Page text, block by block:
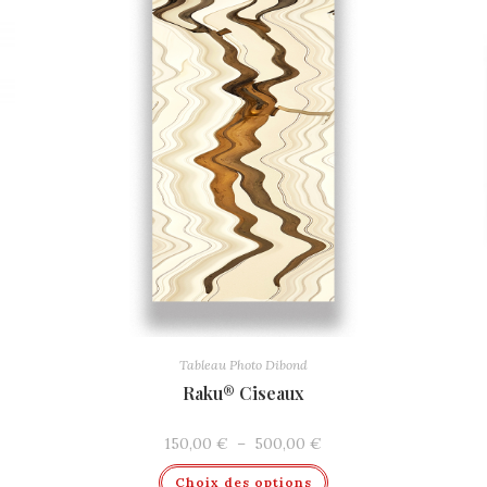
Tableau Photo Dibond
Raku® Ciseaux
150,00€ – 500,00€
prix :
Choix des options
Ce